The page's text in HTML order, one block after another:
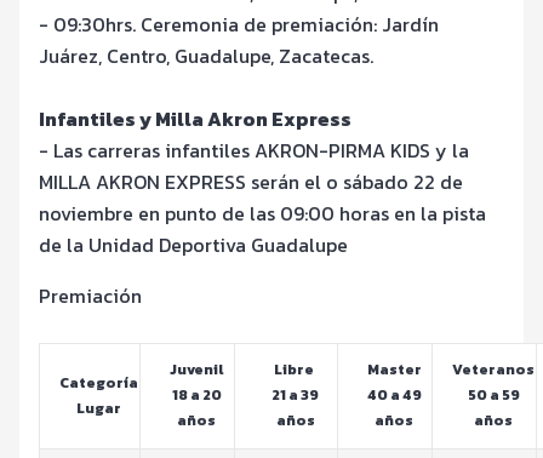
- 09:30hrs. Ceremonia de premiación: Jardín
Juárez, Centro, Guadalupe, Zacatecas.
Infantiles y Milla Akron Express
- Las carreras infantiles AKRON-PIRMA KIDS y la
MILLA AKRON EXPRESS serán el o sábado 22 de
noviembre en punto de las 09:00 horas en la pista
de la Unidad Deportiva Guadalupe
Premiación
Categoría
Lugar
Juvenil
18 a 20
años
Libre
21 a 39
años
Master
40 a 49
años
Veteranos
50 a 59
años